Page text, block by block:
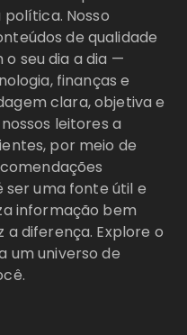
Nosso
de qualidade
seu dia a dia —
finanças e
clara, objetiva e
leitores a
por meio de
ser uma fonte útil e
informação bem
diferença. Explore o
um universo de